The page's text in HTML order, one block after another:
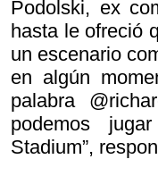
Podolski, ex
hasta le ofreció
un escenario
en algún
palabra
podemos
Stadium”,